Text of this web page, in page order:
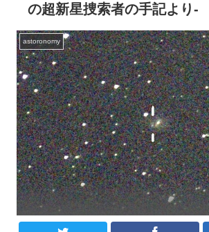
の超新星捜索者の手記より-
astoronomy